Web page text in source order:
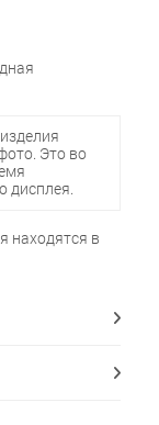
Это во
дисплея.
находятся в